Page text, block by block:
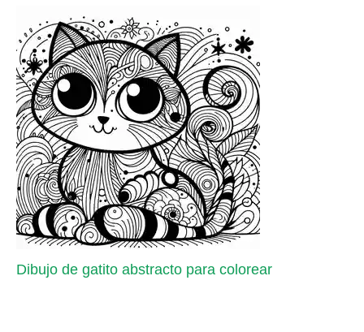
Dibujo de gatito abstracto para colorear